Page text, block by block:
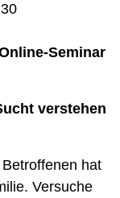
Seminar
verstehen
hat
Versuche